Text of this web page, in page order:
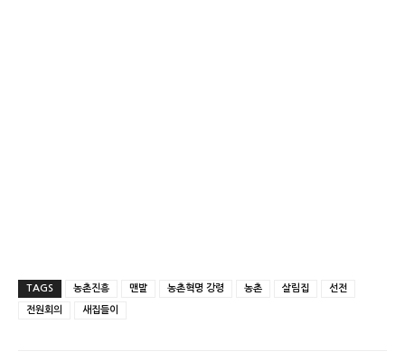
TAGS 농촌진흥 맨발 농촌혁명 강령 농촌 살림집 선전
전원회의 새집들이